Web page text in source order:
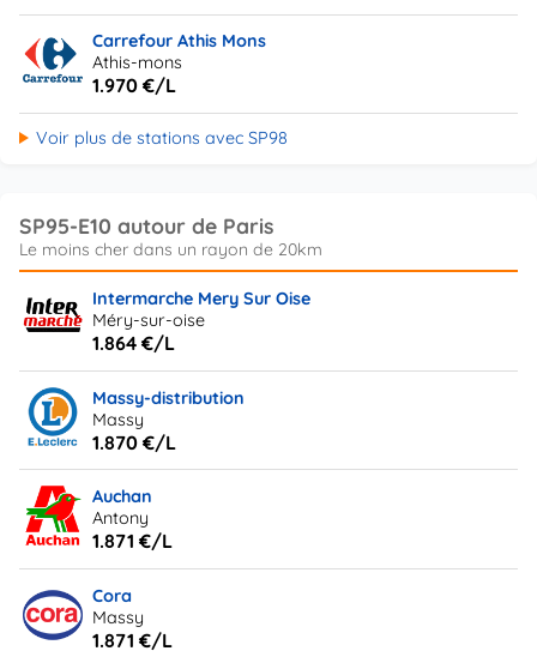
Carrefour Athis Mons
Athis-mons
1.970 €/L
Voir plus de stations avec SP98
SP95-E10 autour de Paris
Intermarche Mery Sur Oise
Méry-sur-oise
1.864 €/L
Massy-distribution
Massy
1.870 €/L
Auchan
Antony
1.871 €/L
Cora
Massy
1.871 €/L